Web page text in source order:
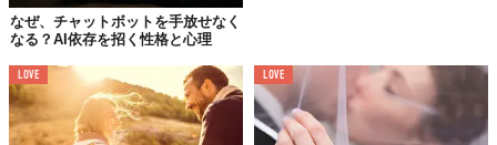
え社会では認められておらず、その鬱憤を妻や子どもにぶつけて
います。結婚後は妻の行動を逐一でチェックして、浮気をしない
02.
なぜ、チャットボットを手放せなく
なる？AI依存を招く性格と心理
LOVE LOVE